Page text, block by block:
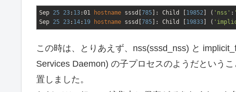
Sep 25 23: 13:01 hostname sssd 785 : Child 19852 ( 'nss' :
Sep 25 23: 14: 19 hostname sssd 785 : Child 19833 (
この時は、とりあえず、nss(sssd_nss) と
Services Daemon) の子プロセスのようだという
置しました。